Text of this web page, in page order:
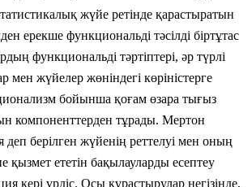
жүйе ретінде қарастыратын
ерекше функциональді тәсілді біртұтас
функциональді тәртіптері, әр түрлі
мен жүйелер жөніндегі көріністерге
бойынша қоғам өзара тығыз
компоненттерден тұрады. Мертон
берілген жүйенің реттелуі мен оның
қызмет ететін бақылауларды есептеу
кері үрдіс. Осы құрастырулар негізінде,